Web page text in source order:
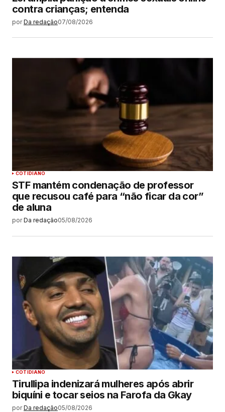
contra crianças; entenda
por Da redação07/08/2026
COTIDIANO
STF mantém condenação de professor
que recusou café para “não ficar da cor”
de aluna
por Da redação05/08/2026
COTIDIANO
Tirullipa indenizará mulheres após abrir
biquíni e tocar seios na Farofa da Gkay
por Da redação05/08/2026